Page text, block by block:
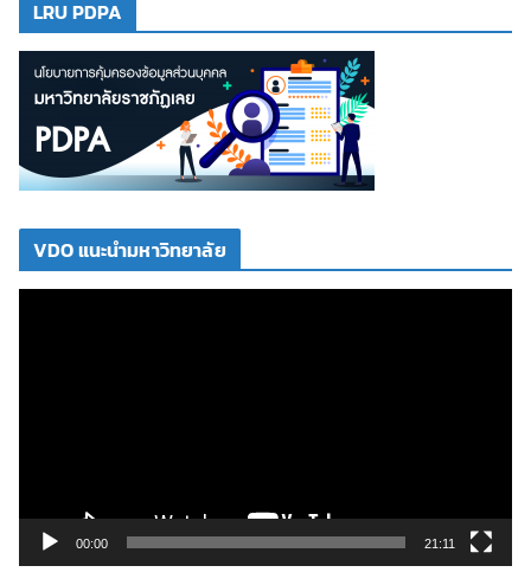
LRU PDPA
VDO แนะนำมหาวิทยาลัย
ดี
00:00 21:11